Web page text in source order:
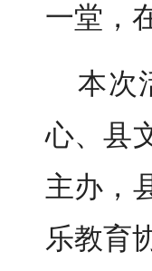
一堂，
本次
心、县
主办，
乐教育